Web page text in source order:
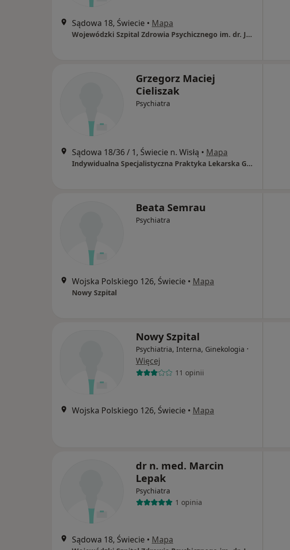
Sądowa 18, Świecie • Mapa
Wojewódzki Szpital Zdrowia Psychicznego im. dr. Józefa Bednarza w Świeciu
Grzegorz Maciej
Cieliszak
Psychiatra
Sądowa 18/36 / 1, Świecie n. Wisłą • Mapa
Indywidualna Specjalistyczna Praktyka Lekarska Grzegorz Cieliszak
Beata Semrau
Psychiatra
Wojska Polskiego 126, Świecie • Mapa
Nowy Szpital
Nowy Szpital
Psychiatria, Interna, Ginekologia ·
Więcej
11 opinii
Wojska Polskiego 126, Świecie • Mapa
dr n. med. Marcin
Lepak
Psychiatra
1 opinia
Sądowa 18, Świecie • Mapa